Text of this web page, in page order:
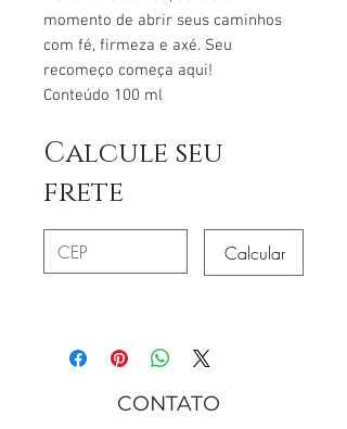
momento de abrir seus caminhos
com fé, firmeza e axé. Seu
recomeço começa aqui!
Conteúdo 100 ml
Calcule seu
frete
Calcular
CONTATO